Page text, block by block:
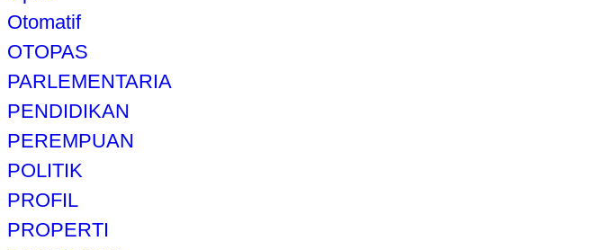
Otomatif
OTOPAS
PARLEMENTARIA
PENDIDIKAN
PEREMPUAN
POLITIK
PROFIL
PROPERTI